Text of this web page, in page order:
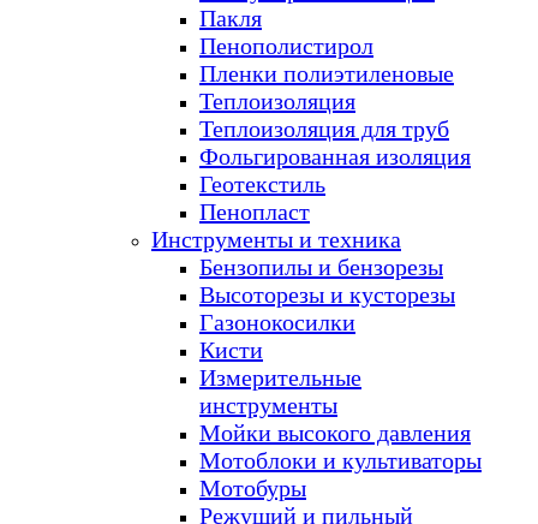
Пакля
Пенополистирол
Пленки полиэтиленовые
Теплоизоляция
Теплоизоляция для труб
Фольгированная изоляция
Геотекстиль
Пенопласт
Инструменты и техника
Бензопилы и бензорезы
Высоторезы и кусторезы
Газонокосилки
Кисти
Измерительные
инструменты
Мойки высокого давления
Мотоблоки и культиваторы
Мотобуры
Режущий и пильный